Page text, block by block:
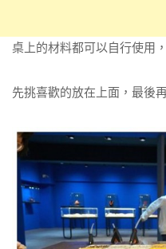
桌上的材料都可以自行使用
先挑喜歡的放在上面，最後